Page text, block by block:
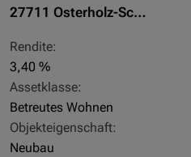
27711 Osterholz-Scharmbeck
Rendite:
3,40 %
Assetklasse:
Betreutes Wohnen
Objekteigenschaft:
Neubau